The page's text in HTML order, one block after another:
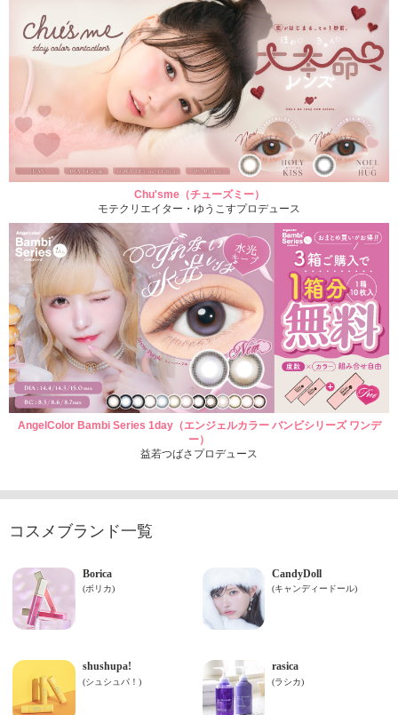
Chu'sme（チューズミー）
モテクリエイター・ゆうこすプロデュース
AngelColor Bambi Series 1day（エンジェルカラー バンビシリーズ ワンデ
ー）
益若つばさプロデュース
コスメブランド一覧